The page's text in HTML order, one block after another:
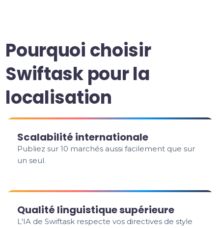
Pourquoi choisir
Swiftask pour la
localisation
Scalabilité internationale
Publiez sur 10 marchés aussi facilement que sur
un seul.
Qualité linguistique supérieure
L'IA de Swiftask respecte vos directives de style